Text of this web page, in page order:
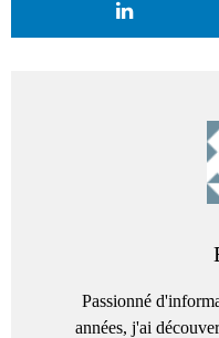
Passionné
années, j'ai